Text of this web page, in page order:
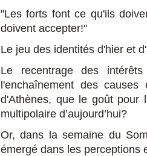
"Les forts font ce qu'ils
doivent accepter!"
Le jeu des identités d'hier et
Le recentrage des
l'enchaînement des
d'Athènes, que le goût pour
multipolaire d’aujourd’hui?
Or, dans la semaine du
émergé dans les perceptions